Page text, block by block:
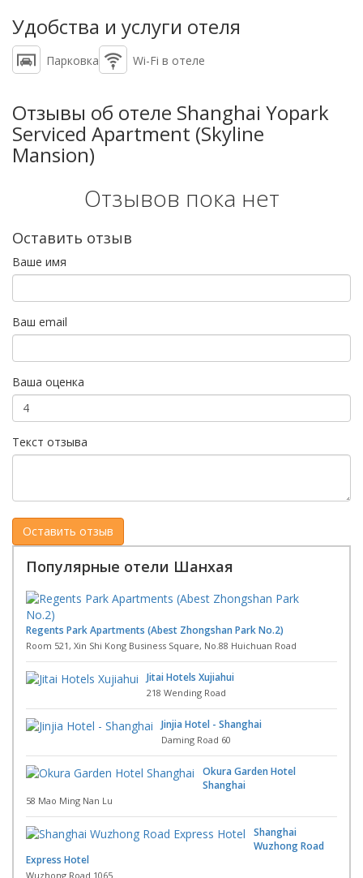
Удобства и услуги отеля
Парковка Wi-Fi в отеле
Отзывы об отеле Shanghai Yopark
Serviced Apartment (Skyline
Mansion)
Отзывов пока нет
Оставить отзыв
Ваше имя
Ваш email
Ваша оценка
Текст отзыва
Популярные отели Шанхая
Regents Park Apartments (Abest Zhongshan Park No.2)
Room 521, Xin Shi Kong Business Square, No.88 Huichuan Road
Jitai Hotels Xujiahui
218 Wending Road
Jinjia Hotel - Shanghai
Daming Road 60
Okura Garden Hotel
Shanghai
58 Mao Ming Nan Lu
Shanghai
Wuzhong Road
Express Hotel
Wuzhong Road 1065